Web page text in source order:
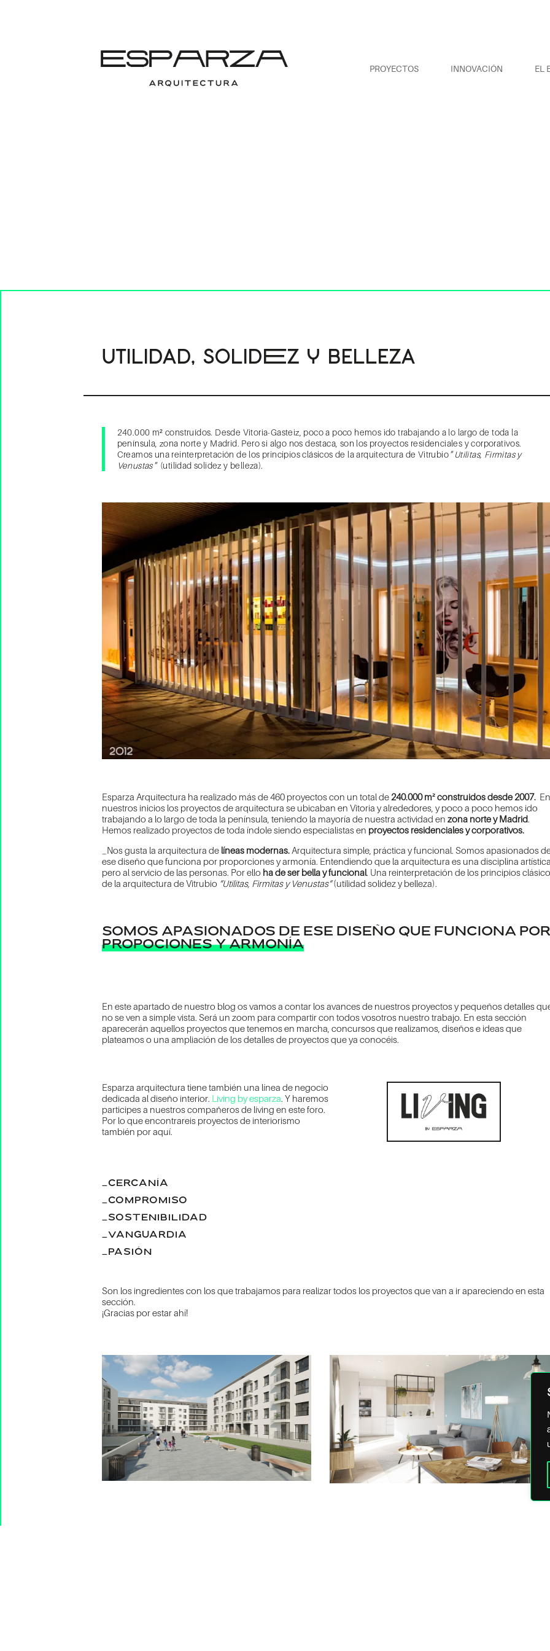
PROYECTOS INNOVACIÓN EL
UTILIDAD, SOLIDeZ Y BELLEZA
240.000 m² construídos. Desde Vitoria-Gasteiz, poco a poco hemos ido trabajando a lo largo de toda la
península, zona norte y Madrid. Pero si algo nos destaca, son los proyectos residenciales y corporativos.
Creamos una reinterpretación de los principios clásicos de la arquitectura de Vitrubio “Utilitas, Firmitas y
Venustas“ (utilidad solidez y belleza).
Esparza Arquitectura ha realizado más de 460 proyectos con un total de 240.000 m² construidos desde 2007.En
nuestros inicios los proyectos de arquitectura se ubicaban en Vitoria y alrededores, y poco a poco hemos ido
trabajando a lo largo de toda la península, teniendo la mayoría de nuestra actividad en zona norte y Madrid.
Hemos realizado proyectos de toda índole siendo especialistas en proyectos residenciales y corporativos.
_Nos gusta la arquitectura delíneas modernas.Arquitectura simple, práctica y funcional. Somos apasionados
ese diseño que funciona por proporciones y armonía. Entendiendo que la arquitectura es una disciplina
pero al servicio de las personas. Por ello ha de ser bella y funcional. Una reinterpretación de los principios
de la arquitectura de Vitrubio “Utilitas, Firmitas y Venustas“(utilidad solidez y belleza).
SOMOS APASIONADOS DE ESE DISEÑO QUE FUNCIONA
PROPOCIONES Y ARMONÍA
En este apartado de nuestro blog os vamos a contar los avances de nuestros proyectos y pequeños detalles
no se ven a simple vista. Será un zoom para compartir con todos vosotros nuestro trabajo. En esta sección
aparecerán aquellos proyectos que tenemos en marcha, concursos que realizamos, diseños e ideas que
plateamos o una ampliación de los detalles de proyectos que ya conocéis.
Esparza arquitectura tiene también una línea de negocio
dedicada al diseño interior. Living by esparza. Y haremos
participes a nuestros compañeros de living en este foro.
Por lo que encontrareis proyectos de interiorismo
también por aquí.
_CERCANÍA
_COMPROMISO
_SOSTENIBILIDAD
_VANGUARDIA
_PASIÓN
Son los ingredientes con los que trabajamos para realizar todos los proyectos que van a ir apareciendo en esta
sección.
¡Gracias por estar ahí!